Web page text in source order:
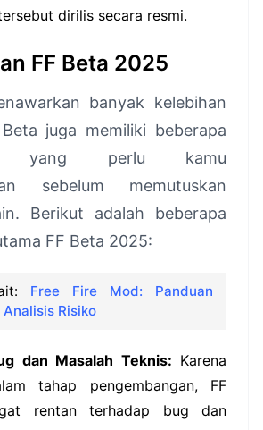
dirilis secara resmi.
FF Beta 2025
banyak kelebihan
juga memiliki beberapa
yang perlu kamu
sebelum memutuskan
Berikut adalah beberapa
FF Beta 2025:
Free Fire Mod: Panduan
Risiko
dan Masalah Teknis: Karena
tahap pengembangan, FF
rentan terhadap bug dan